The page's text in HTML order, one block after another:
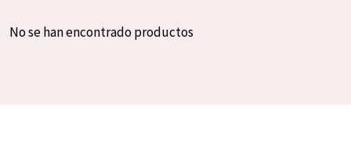
TIPO DE PRODUCTO
No se han encontrado productos